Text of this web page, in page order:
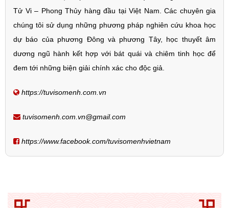
Tử Vi – Phong Thủy hàng đầu tại Việt Nam. Các chuyên gia
chúng tôi sử dụng những phương pháp nghiên cứu khoa học
dự báo của phương Đông và phương Tây, học thuyết âm
dương ngũ hành kết hợp với bát quái và chiêm tinh học để
đem tới những biện giải chính xác cho độc giả.
https://tuvisomenh.com.vn
tuvisomenh.com.vn@gmail.com
https://www.facebook.com/tuvisomenhvietnam